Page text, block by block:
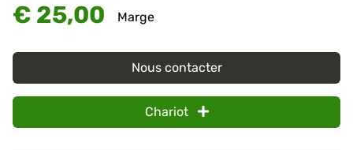
€ 25,00 Marge
Nous contacter
Chariot